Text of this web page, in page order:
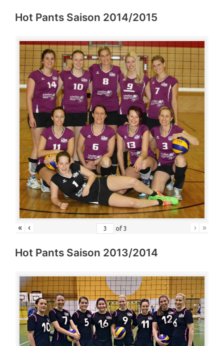
Hot Pants Saison 2014/2015
« ‹ of3 › »
Hot Pants Saison 2013/2014